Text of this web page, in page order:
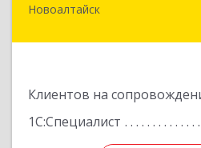
Новоалтайск
Клиентов на
1С:Специалист
658080, Алтайский